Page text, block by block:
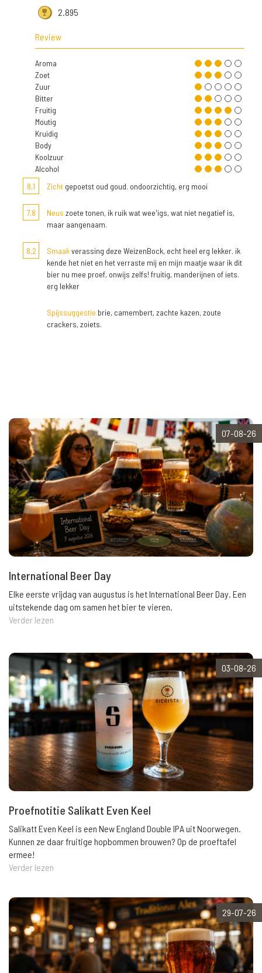
2.895
Review
Aroma
Zoet
Zuur
Bitter
Fruitig
Moutig
Kruidig
Body
Koolzuur
Alcohol
8,1
Zicht gepoetst oud goud. ondoorzichtig, erg mooi
7,8 Neus zoete tonen, ik ruik wat wee'igs, wat niet negatief is,
maar aangenaam.
8,2 Smaakverassing deze WeizenBock, echt heel erg lekker. ik
kende het niet en het verraste mij en mijn maatje waar ik dit
bier nu mee proef, onwijs zelfs! fruitig, manderijnen of iets.
erg lekker
Spijssuggestie brie, camembert, zachte kazen, zoute
crackers, zoiets.
07-08-26
International Beer Day
Elke eerste vrijdag van augustus is het International Beer Day. Een
uitstekende dag om samen het bier te vieren.
Verder lezen
03-08-26
Proefnotitie Salikatt Even Keel
Salikatt Even Keel is een New England Double IPA uit Noorwegen.
Kunnen ze daar fruitige hopbommen brouwen? Op de proeftafel
ermee!
Verder lezen
29-07-26